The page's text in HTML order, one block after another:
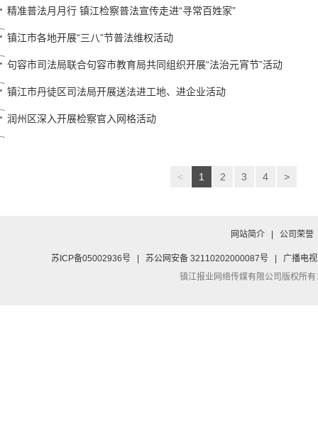
精准普法月月行 镇江检察普法宣传走进“寻常百姓家”
镇江市各地开展“三八”节普法维权活动
句容市司法局联合句容市教育局共同组织开展“法治元宵节”活动
镇江市丹徒区司法局开展送法进工地、进企业活动
润州区深入开展检察官入网格活动
< 1 2 3 4 >
网站简介 公司荣誉
苏ICP备05002936号 苏公网安备 32110202000087号
广播电
镇江报业网络传媒有限公司版权所